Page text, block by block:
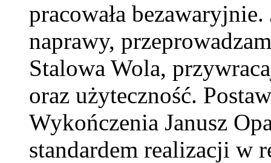
pracowała
naprawy,
Stalowa Wola,
oraz użyteczność.
Wykończenia Janusz
standardem realizacji w